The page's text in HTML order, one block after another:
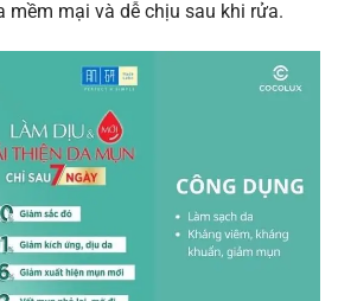
mềm mại và dễ chịu sau khi rửa.